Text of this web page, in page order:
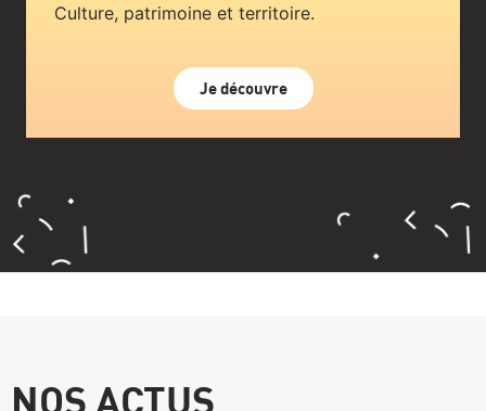
Culture, patrimoine et territoire.
Je découvre
NOS ACTUS